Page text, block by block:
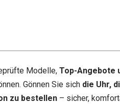
Modelle, Top-Angebote
Gönnen Sie sich die Uhr,
zu bestellen – sicher,